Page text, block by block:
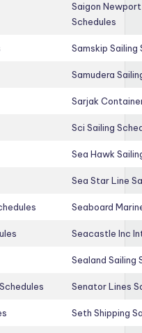
Saigon
Schedules
Samskip Sailing
Samudera
Sarjak
Sci Sailing
Sea Hawk
Sea Star Line
Seaboard
Seacastle Inc
Sealand Sailing
Senator Lines
Seth Shipping